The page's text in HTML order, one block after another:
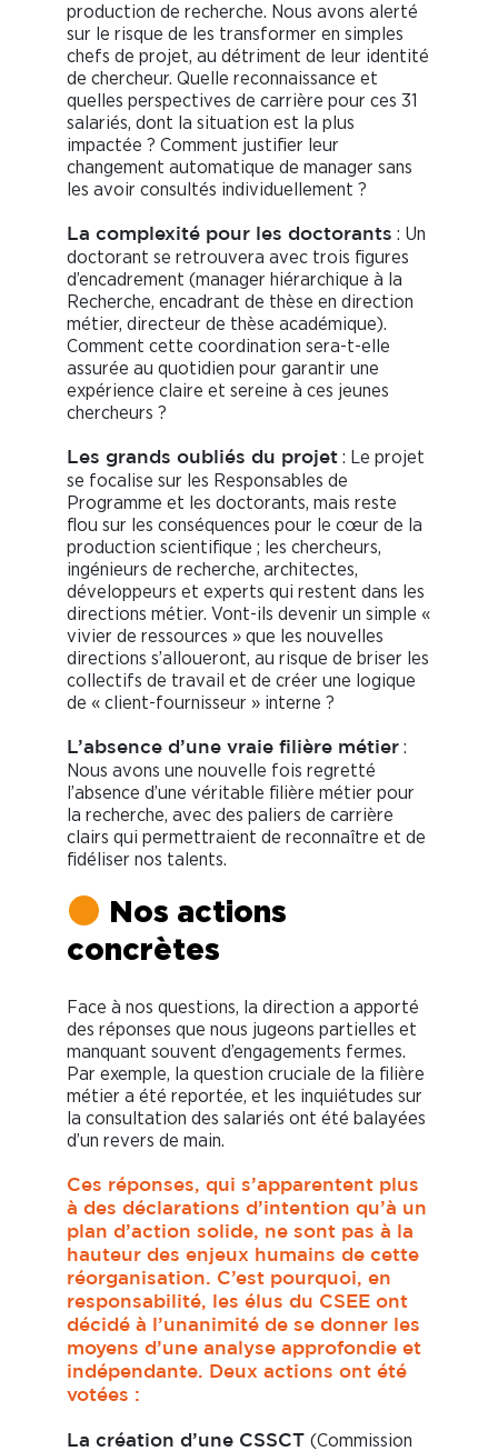
production de recherche. Nous avons alerté
sur le risque de les transformer en simples
chefs de projet, au détriment de leur identité
de chercheur. Quelle reconnaissance et
quelles perspectives de carrière pour ces 31
salariés, dont la situation est la plus
impactée ? Comment justifier leur
changement automatique de manager sans
les avoir consultés individuellement ?
La complexité pour les doctorants : Un
doctorant se retrouvera avec trois figures
d’encadrement (manager hiérarchique à la
Recherche, encadrant de thèse en direction
métier, directeur de thèse académique).
Comment cette coordination sera-t-elle
assurée au quotidien pour garantir une
expérience claire et sereine à ces jeunes
chercheurs ?
Les grands oubliés du projet : Le projet
se focalise sur les Responsables de
Programme et les doctorants, mais reste
flou sur les conséquences pour le cœur de la
production scientifique ; les chercheurs,
ingénieurs de recherche, architectes,
développeurs et experts qui restent dans les
directions métier. Vont-ils devenir un simple «
vivier de ressources » que les nouvelles
directions s’alloueront, au risque de briser les
collectifs de travail et de créer une logique
de « client-fournisseur » interne ?
L’absence d’une vraie filière métier :
Nous avons une nouvelle fois regretté
l’absence d’une véritable filière métier pour
la recherche, avec des paliers de carrière
clairs qui permettraient de reconnaître et de
fidéliser nos talents.
Nos actions
concrètes
Face à nos questions, la direction a apporté
des réponses que nous jugeons partielles et
manquant souvent d’engagements fermes.
Par exemple, la question cruciale de la filière
métier a été reportée, et les inquiétudes sur
la consultation des salariés ont été balayées
d’un revers de main.
Ces réponses, qui s’apparentent plus
à des déclarations d’intention qu’à un
plan d’action solide, ne sont pas à la
hauteur des enjeux humains de cette
réorganisation. C’est pourquoi, en
responsabilité, les élus du CSEE ont
décidé à l’unanimité de se donner les
moyens d’une analyse approfondie et
indépendante. Deux actions ont été
votées :
La création d’une CSSCT (Commission